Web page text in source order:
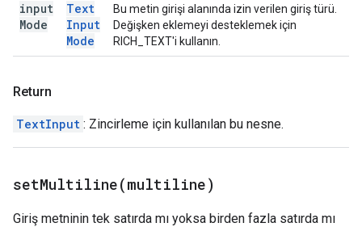
input
Mode
Text
Input
Mode
Bu metin girişi alanında izin verilen giriş türü.
Değişken eklemeyi desteklemek için
RICH_TEXT'i kullanın.
Return
TextInput : Zincirleme için kullanılan bu nesne.
setMultiline(multiline)
Giriş metninin tek satırda mı yoksa birden fazla satırda mı